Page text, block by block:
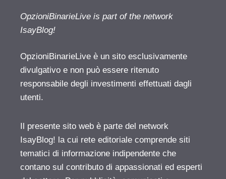
OpzioniBinarieLive is part of the network
IsayBlog!
OpzioniBinarieLive è un sito esclusivamente
divulgativo e non può essere ritenuto
responsabile degli investimenti effettuati dagli
utenti.
Il presente sito web è parte del network
IsayBlog! la cui rete editoriale comprende siti
tematici di informazione indipendente che
contano sul contributo di appassionati ed esperti